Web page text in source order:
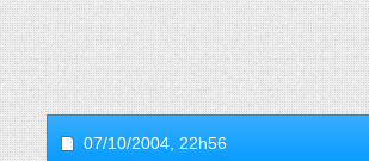
07/10/2004, 22h56